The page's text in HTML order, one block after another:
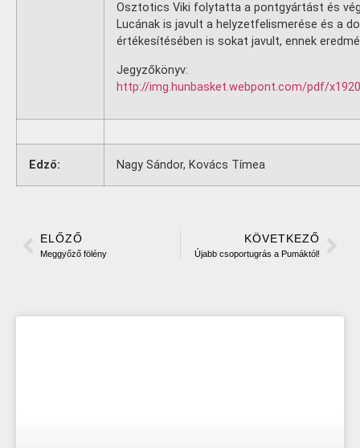
Osztotics Viki folytatta a pontgyártást és
Lucának is javult a helyzetfelismerése és a
értékesítésében is sokat javult, ennek
Jegyzőkönyv:
http://img.hunbasket.webpont.com/pdf/
Edző: Nagy Sándor, Kovács Tímea
ELŐZŐ
Meggyőző fölény
KÖVETKEZŐ
Újabb csoportugrás a Pumáktól!